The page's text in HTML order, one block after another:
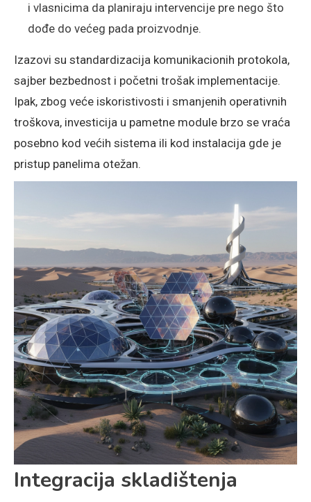
i vlasnicima da planiraju intervencije pre nego što
dođe do većeg pada proizvodnje.
Izazovi su standardizacija komunikacionih protokola,
sajber bezbednost i početni trošak implementacije.
Ipak, zbog veće iskoristivosti i smanjenih operativnih
troškova, investicija u pametne module brzo se vraća
posebno kod većih sistema ili kod instalacija gde je
pristup panelima otežan.
Integracija skladištenja